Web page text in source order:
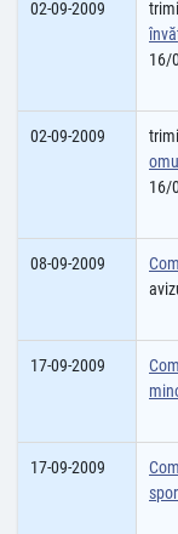
02-09-2009
16/
02-09-2009
16/
08-09-2009
17-09-2009
17-09-2009